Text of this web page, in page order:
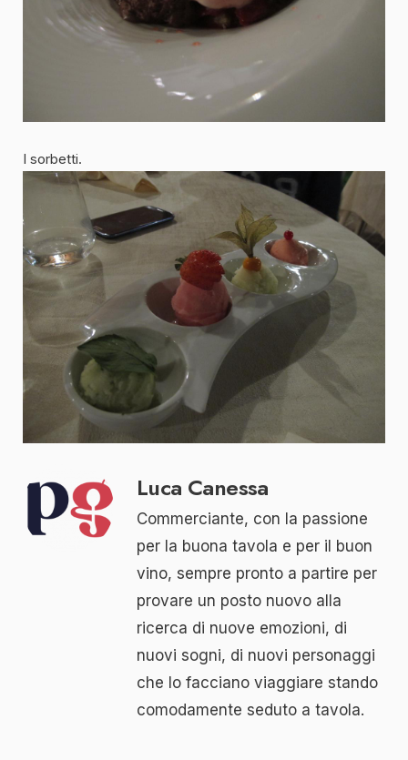
I sorbetti.
Luca Canessa
Commerciante, con la passione
per la buona tavola e per il buon
vino, sempre pronto a partire per
provare un posto nuovo alla
ricerca di nuove emozioni, di
nuovi sogni, di nuovi personaggi
che lo facciano viaggiare stando
comodamente seduto a tavola.